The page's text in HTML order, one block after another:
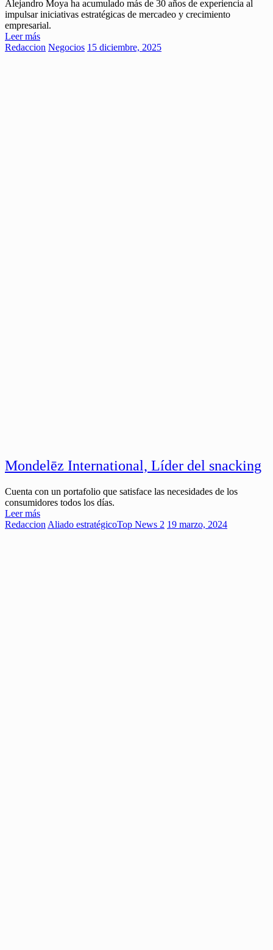
Alejandro Moya ha acumulado más de 30 años de experiencia al
impulsar iniciativas estratégicas de mercadeo y crecimiento
empresarial.
Leer más
Redaccion Negocios 15 diciembre, 2025
Mondelēz International, Líder del snacking
Cuenta con un portafolio que satisface las necesidades de los
consumidores todos los días.
Leer más
Redaccion Aliado estratégicoTop News 2 19 marzo, 2024